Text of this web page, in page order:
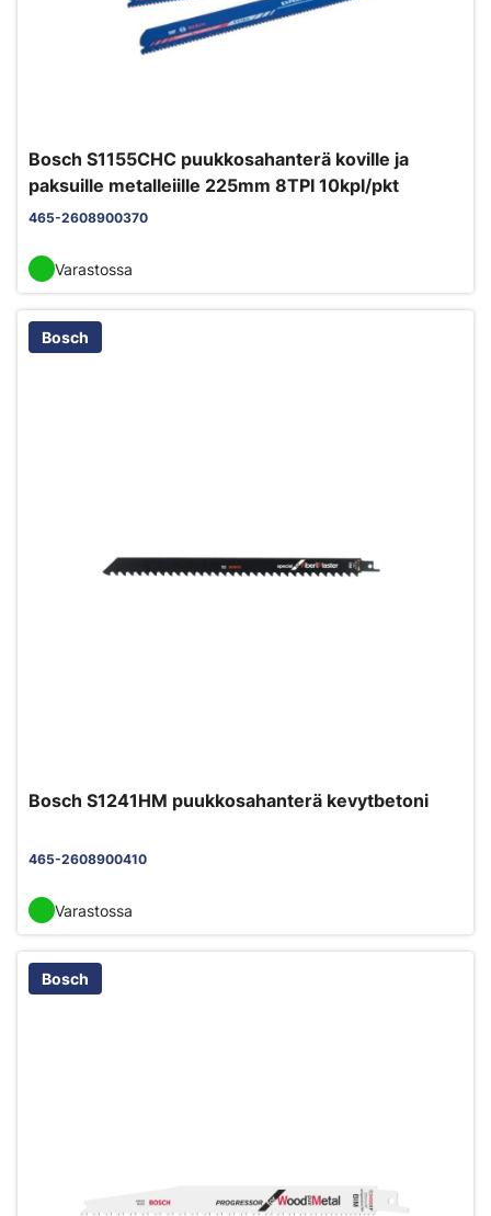
Bosch S1155CHC puukkosahanterä koville ja
paksuille metalleiille 225mm 8TPI 10kpl/pkt
465-2608900370
Varastossa
Bosch
Bosch S1241HM puukkosahanterä kevytbetoni
465-2608900410
Varastossa
Bosch